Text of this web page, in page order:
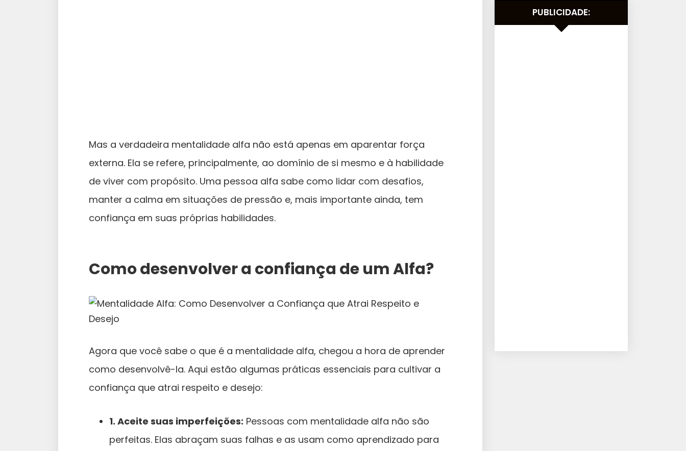
Mas a verdadeira mentalidade alfa não está apenas em aparentar força
externa. Ela se refere, principalmente, ao domínio de si mesmo e à habilidade
de viver com propósito. Uma pessoa alfa sabe como lidar com desafios,
manter a calma em situações de pressão e, mais importante ainda, tem
confiança em suas próprias habilidades.
Como desenvolver a confiança de um Alfa?
Agora que você sabe o que é a mentalidade alfa, chegou a hora de aprender
como desenvolvê-la. Aqui estão algumas práticas essenciais para cultivar a
confiança que atrai respeito e desejo:
1. Aceite suas imperfeições: Pessoas com mentalidade alfa não são
perfeitas. Elas abraçam suas falhas e as usam como aprendizado para
PUBLICIDADE: